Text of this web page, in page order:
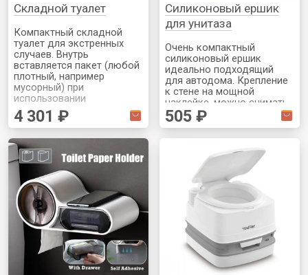
Складной туалет
Компактный складной
туалет для экстренных
случаев. Внутрь
вставляется пакет (любой
плотный, например
мусорный) при
использовании
4 301 ₽
Силиконовый ершик
для унитаза
Очень компактный
силиконовый ершик
идеально подходящий
для автодома. Крепление
к стене на мощной
наклейке, можно снимать.
Доступны разные цвета
505 ₽